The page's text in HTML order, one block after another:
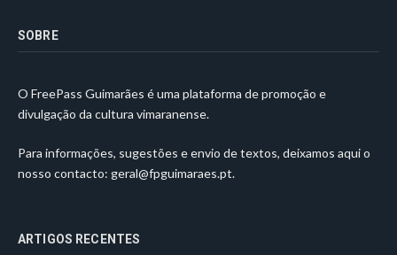
SOBRE
O FreePass Guimarães é uma plataforma de promoção e
divulgação da cultura vimaranense.
Para informações, sugestões e envio de textos, deixamos aqui o
nosso contacto: geral@fpguimaraes.pt.
ARTIGOS RECENTES